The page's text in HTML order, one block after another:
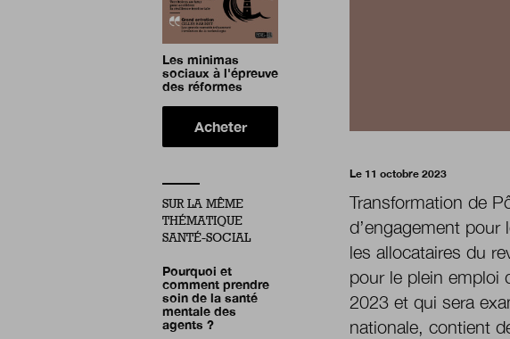
Le 11 octobre 2023
Transformation de
d’engagement pour
les allocataires du
pour le plein emploi
2023 et qui sera
nationale, contient
Les minimas
sociaux à l'épreuve
des réformes
Acheter
SUR LA MÊME
THÉMATIQUE
SANTÉ-SOCIAL
Pourquoi et
comment prendre
soin de la santé
mentale des
agents ?